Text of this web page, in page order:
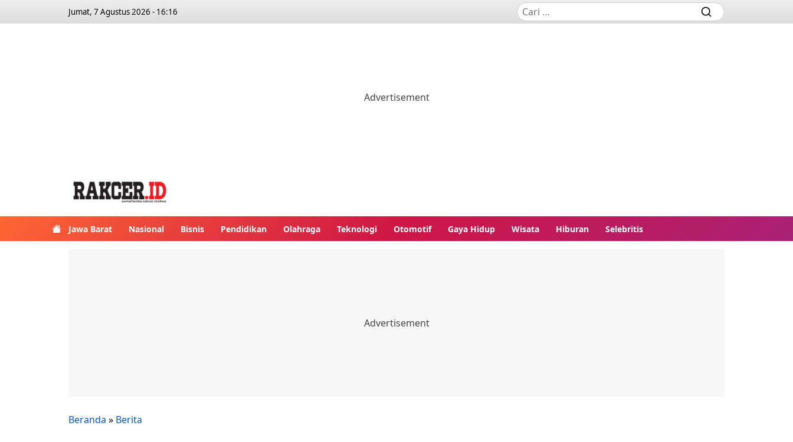
Jumat, 7 Agustus 2026 - 16:16
Jawa Barat Nasional Bisnis Pendidikan Olahraga Teknologi Otomotif Gaya Hidup Wisata Hiburan Selebritis
Beranda » Berita